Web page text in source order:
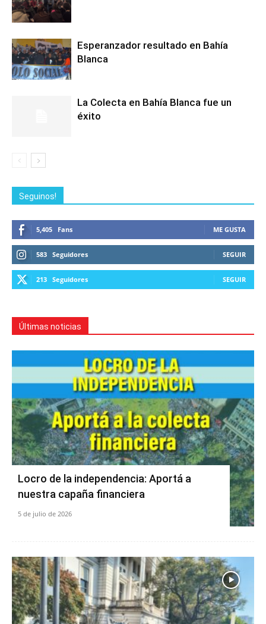
Esperanzador resultado en Bahía
Blanca
La Colecta en Bahía Blanca fue un
éxito
Seguinos!
5,405 Fans ME GUSTA
583 Seguidores SEGUIR
213 Seguidores SEGUIR
Últimas noticias
Locro de la independencia: Aportá a
nuestra capaña financiera
5 de julio de 2026